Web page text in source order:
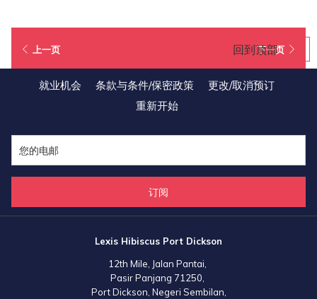
面
的
容
来对马来西亚酒店业发展所作出的深远而持久的贡献。她以坚定的战略眼
光、对品质的执着追求及对行业的热忱投入，树立了酒店业企业家的典范
组”，包括拿督周淑清荣誉教授（总裁）、吕佩燕女士（副总裁⸺市场
者凭借高度协同的领导风格、持续创新的思维与清晰前瞻的战略布局，持
续推动丽昇酒店集团在竞争激烈的亚洲酒店业中保持领先地位 ，进一步
巩固其作为行业先锋与典范品牌的卓越声誉。
上一页 下一页
回到顶部
就业机会 条款与条件/保密政策
更改/取消预订
重新开始
订阅
Lexis Hibiscus Port Dickson
12th Mile, Jalan Pantai,
Pasir Panjang 71250,
Port Dickson, Negeri Sembilan,